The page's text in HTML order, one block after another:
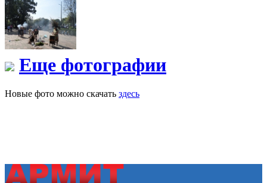
Еще фотографии
Новые фото можно скачать здесь